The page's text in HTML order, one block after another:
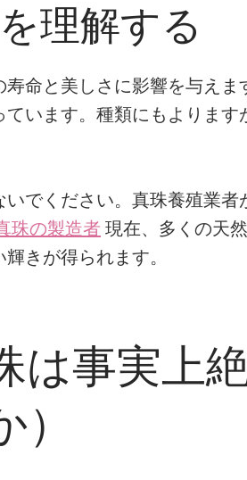
理解する
命と美しさに影響を与え
います。種類にもよりま
でください。真珠養殖業
珠の製造者 現在、多くの天
きが得られます。
は事実上